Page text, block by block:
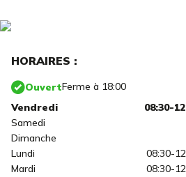
HORAIRES :
OuvertFerme à 18:00
Vendredi
08:30-
Samedi
Dimanche
Lundi
08:30-
Mardi
08:30-